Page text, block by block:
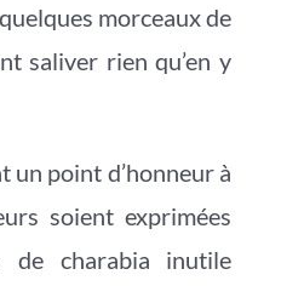
morceaux de
saliver rien qu’en y
un point d’honneur à
soient exprimées
de charabia inutile